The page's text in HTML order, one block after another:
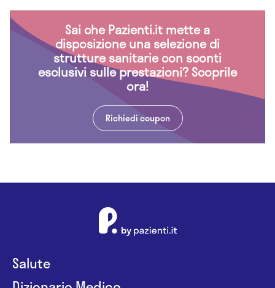
Sai che Pazienti.it mette a
disposizione una selezione di
strutture sanitarie con sconti
esclusivi sulle prestazioni? Scoprile
ora!
Richiedi coupon
Salute